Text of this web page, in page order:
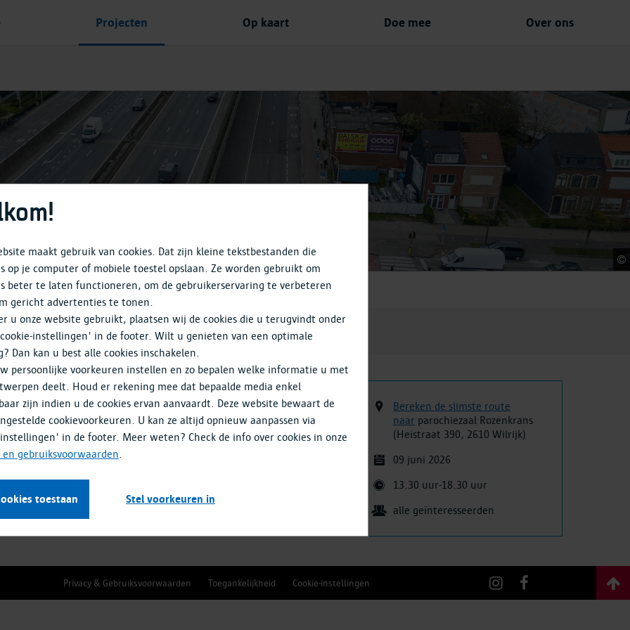
Projecten Op kaart Doe mee Over ons
(A12)
studie toe en gaan samen een eerste keer in gesprek. Zo kan het
en lokale kennis.
te reserveren.
Bereken de slimste route
naar parochiezaal Rozenkrans
(Heistraat 390, 2610 Wilrijk)
09 juni 2026
13.30 uur-18.30 uur
alle geïnteresseerden
maakt gebruik van cookies. Dat zijn kleine tekstbestanden die
op je computer of mobiele toestel opslaan. Ze worden gebruikt om
beter te laten functioneren, om de gebruikerservaring te verbeteren
gericht advertenties te tonen.
u onze website gebruikt, plaatsen wij de cookies die u terugvindt onder
instellingen' in de footer. Wilt u genieten van een optimale
Dan kan u best alle cookies inschakelen.
persoonlijke voorkeuren instellen en zo bepalen welke informatie u met
deelt. Houd er rekening mee dat bepaalde media enkel
zijn indien u de cookies ervan aanvaardt. Deze website bewaart de
cookievoorkeuren. U kan ze altijd opnieuw aanpassen via
in de footer. Meer weten? Check de info over cookies in onze
en gebruiksvoorwaarden.
toestaan Stel voorkeuren in
Privacy & Gebruiksvoorwaarden Toegankelijkheid Cookie-instellingen